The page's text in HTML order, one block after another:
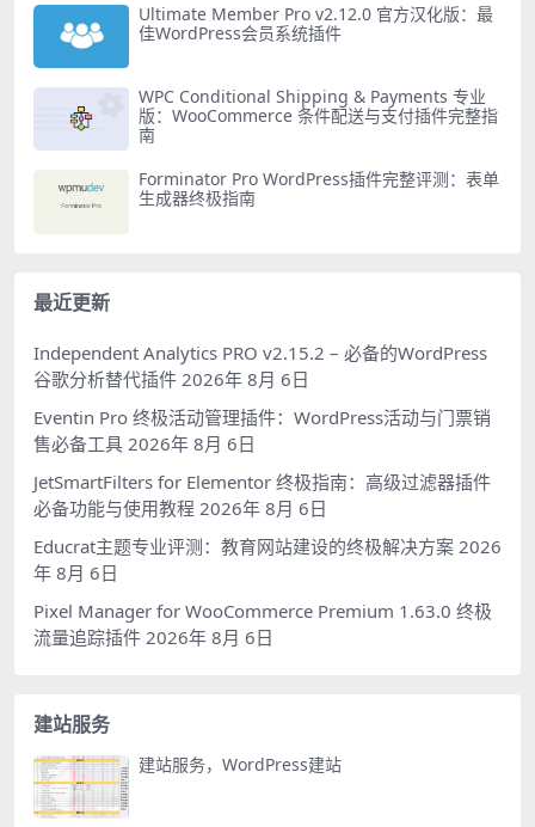
Ultimate Member Pro v2.12.0 官方汉化版：最
佳WordPress会员系统插件
WPC Conditional Shipping & Payments 专业
版：WooCommerce 条件配送与支付插件完整指
南
Forminator Pro WordPress插件完整评测：表单
生成器终极指南
最近更新
Independent Analytics PRO v2.15.2 – 必备的WordPress
谷歌分析替代插件 2026年 8月 6日
Eventin Pro 终极活动管理插件：WordPress活动与门票销
售必备工具 2026年 8月 6日
JetSmartFilters for Elementor 终极指南：高级过滤器插件
必备功能与使用教程 2026年 8月 6日
Educrat主题专业评测：教育网站建设的终极解决方案 2026
年 8月 6日
Pixel Manager for WooCommerce Premium 1.63.0 终极
流量追踪插件 2026年 8月 6日
建站服务
建站服务，WordPress建站